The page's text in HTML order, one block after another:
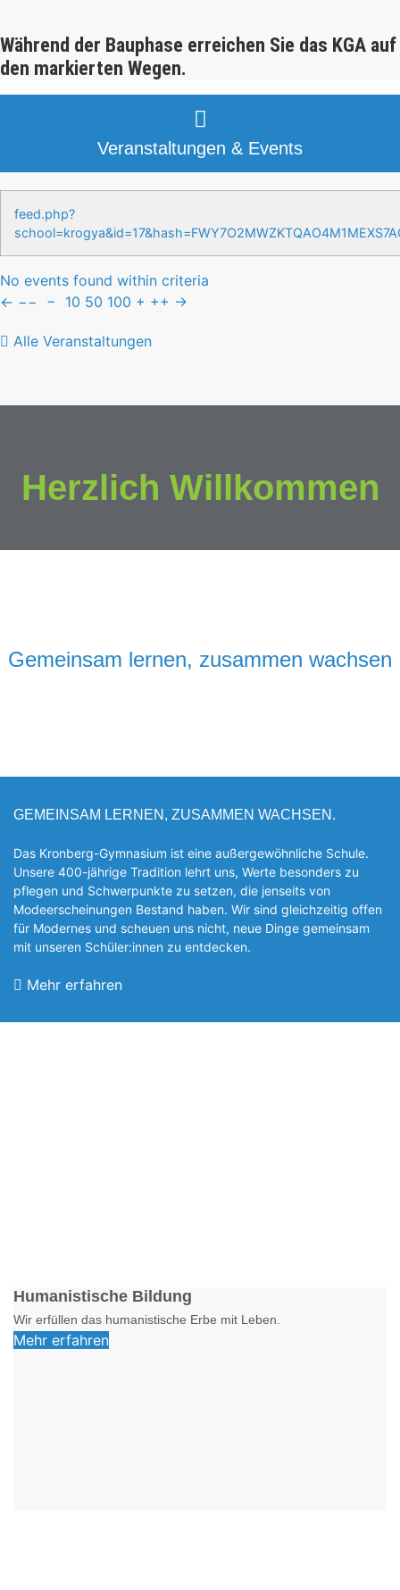
Während der Bauphase erreichen Sie das KGA auf
den markierten Wegen.
Veranstaltungen & Events
feed.php?
No events found within criteria
← −− − 10 50 100 + ++ →
Alle Veranstaltungen
Herzlich Willkommen
Gemeinsam lernen, zusammen wachsen
GEMEINSAM LERNEN, ZUSAMMEN WACHSEN.
Das Kronberg-Gymnasium ist eine außergewöhnliche Schule.
Unsere 400-jährige Tradition lehrt uns, Werte besonders zu
pflegen und Schwerpunkte zu setzen, die jen­seits von
Modeerscheinungen Be­stand haben. Wir sind gleichzeitig offen
für Modernes und scheuen uns nicht, neue Dinge gemeinsam
mit unseren Schüler:innen zu entde­cken.
Mehr erfahren
Humanistische Bildung
Wir erfüllen das humanistische Erbe mit Leben.
Mehr erfahren